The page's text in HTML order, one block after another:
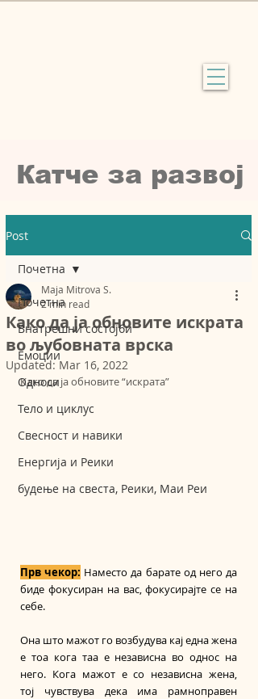
Катче за рaзвој
Post
Почетна
Внатрешни состојби
Емоции
Односи
Тело и циклус
Свесност и навики
Енергија и Реики
будење на свеста, Реики, Маи Реи
Почетна
Како да ја обновите искрата
во љубовната врска
Maja Mitrova S.
2 min read
Updated:Mar 16, 2022
Како да ја обновите “искрата”
Прв чекор: Наместо да барате од него да
биде фокусиран на вас, фокусирајте се на
себе.
Она што мажот го возбудува кај една жена
е тоа кога таа е независна во однос на
него. Кога мажот е со независна жена,
тој чувствува дека има рамноправен